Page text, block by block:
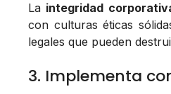
La integridad
con culturas éticas
legales que pueden
3. Implementa